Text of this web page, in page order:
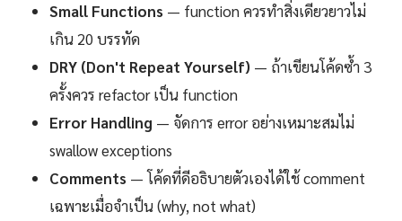
Small Functions — function ควรทำสิ่งเดียวยาวไม่
เกิน 20 บรรทัด
DRY (Don't Repeat Yourself) — ถ้าเขียนโค้ดซ้ำ 3
ครั้งควร refactor เป็น function
Error Handling — จัดการ error อย่างเหมาะสมไม่
swallow exceptions
Comments — โค้ดที่ดีอธิบายตัวเองได้ใช้ comment
เฉพาะเมื่อจำเป็น (why, not what)